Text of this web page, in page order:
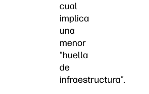
cual
implica
una
menor
"huella
de
infraestructura".